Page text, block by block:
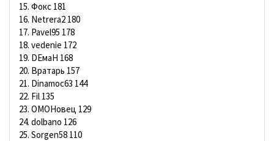
15. Фокс 181
16. Netrera2 180
17. Pavel95 178
18. vedenie 172
19. DЕмаН 168
20. Вратарь 157
21. Dinamoc63 144
22. Fil 135
23. ОМОНовец 129
24. dolbano 126
25. Sorgen58 110